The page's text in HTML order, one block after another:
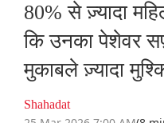
80% से ज़्यादा
कि उनका पेशेवर
मुकाबले ज़्यादा
Shahadat